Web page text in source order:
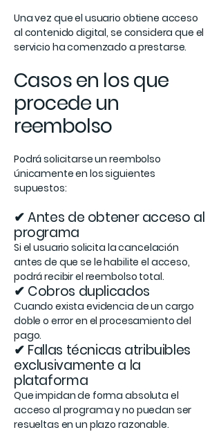
Una vez que el usuario obtiene acceso
al contenido digital, se considera que el
servicio ha comenzado a prestarse.
Casos en los que
procede un
reembolso
Podrá solicitarse un reembolso
únicamente en los siguientes
supuestos:
✔ Antes de obtener acceso al
programa
Si el usuario solicita la cancelación
antes de que se le habilite el acceso,
podrá recibir el reembolso total.
✔ Cobros duplicados
Cuando exista evidencia de un cargo
doble o error en el procesamiento del
pago.
✔ Fallas técnicas atribuibles
exclusivamente a la
plataforma
Que impidan de forma absoluta el
acceso al programa y no puedan ser
resueltas en un plazo razonable.